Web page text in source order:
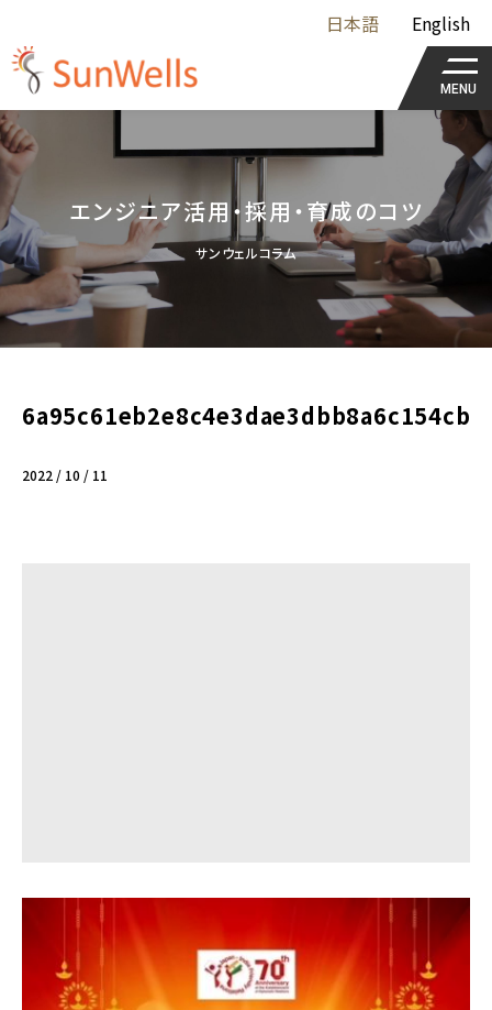
日本語 English
MENU
エンジニア活用・採用・育成のコツ
サンウェルコラム
6a95c61eb2e8c4e3dae3dbb8a6c154cb
2022 / 10 / 11